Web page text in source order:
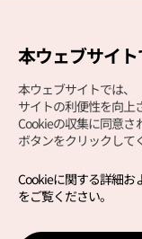
Copyright (c) Korea
サイトエラー報告
本ウェブサイト
本ウェブサイトでは、
サイトの利便性を向上
Cookieの収集に同意さ
ボタンをクリックして
Cookieに関する詳細お
をご覧ください。